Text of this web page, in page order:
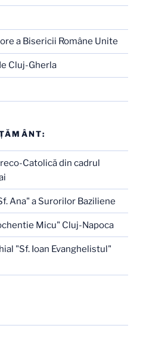
a Bisericii Române Unite
Cluj-Gherla
Catolică din cadrul
Ana" a Surorilor Baziliene
Micu" Cluj-Napoca
"Sf. Ioan Evanghelistul"